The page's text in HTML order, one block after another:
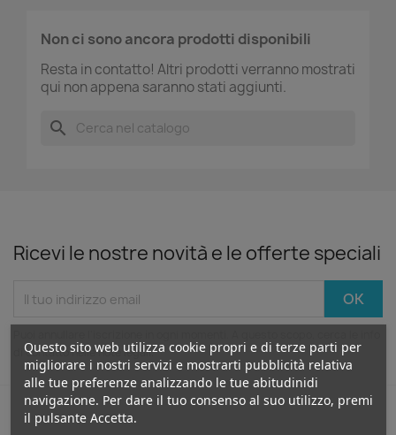
Non ci sono ancora prodotti disponibili
Resta in contatto! Altri prodotti verranno mostrati
qui non appena saranno stati aggiunti.
search
Ricevi le nostre novità e le offerte speciali
di contatto nelle note legali.
Questo sito web utilizza cookie propri e di terze parti per
migliorare i nostri servizi e mostrarti pubblicità relativa
alle tue preferenze analizzando le tue abitudinidi
navigazione. Per dare il tuo consenso al suo utilizzo, premi
il pulsante Accetta.